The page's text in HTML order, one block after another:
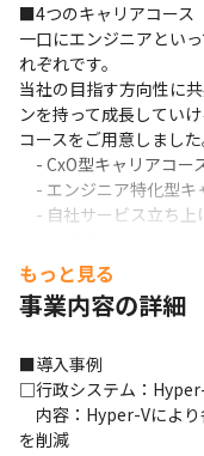
■4つのキャリアコース
一口にエンジニアとい
れぞれです。
当社の目指す方向性に
ンを持って成長してい
コースをご用意しました
- CxO型キャリアコー
- エンジニア特化型キ
- 自社サービス立ち上
もっと見る
事業内容の詳細
■導入事例
□行政システム：
内容：Hyper-Vにより
を削減